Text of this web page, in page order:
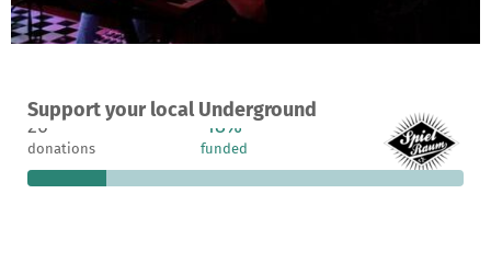
Support your local Underground
A project in Heidelberg, Germany
26
donations
18%
funded
€5,150
still needed